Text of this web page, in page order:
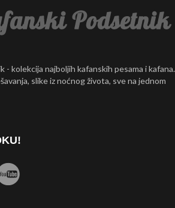
- kolekcija najboljih kafanskih pesama i kafana.
slike iz noćnog života, sve na jednom